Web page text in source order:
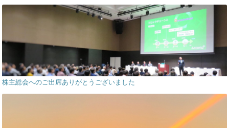
株主総会へのご出席ありがとうございました